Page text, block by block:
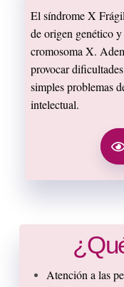
El síndrome X
de origen genético
cromosoma X.
provocar
simples problemas
intelectual.
Atención a las